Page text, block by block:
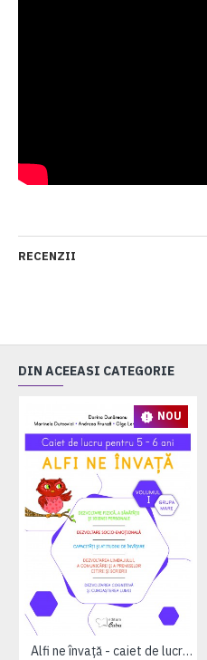
RECENZII
DIN ACEEASI CATEGORIE
NOU
Alfi ne învață - caiet de lucru pentru 5-6 ani, volumul I (saptamanile 1 - 17)